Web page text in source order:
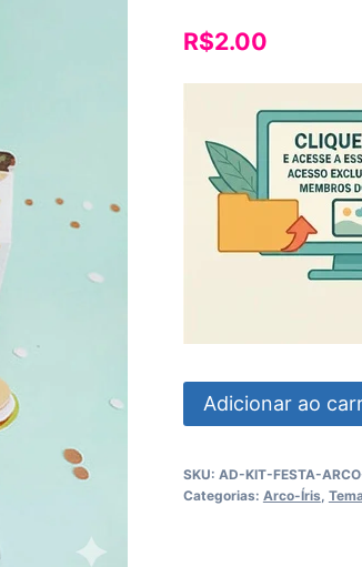
R$2.00
Festa
-
Adicionar ao
SKU: AD-KIT-FESTA-
Categorias: Arco-Íris